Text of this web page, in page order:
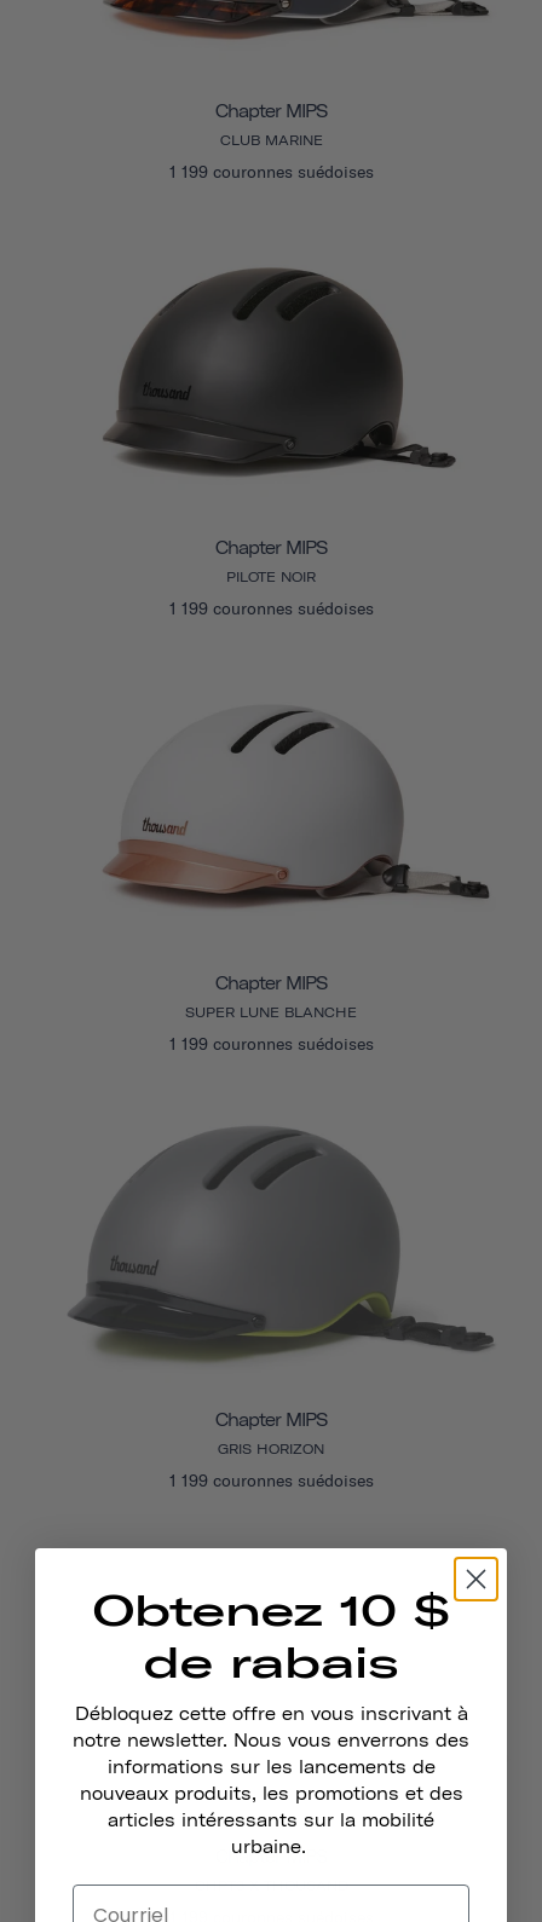
Chapter MIPS
CLUB MARINE
1 199 couronnes suédoises
Chapter MIPS
PILOTE NOIR
1 199 couronnes suédoises
Chapter MIPS
SUPER LUNE BLANCHE
1 199 couronnes suédoises
Chapter MIPS
GRIS HORIZON
1 199 couronnes suédoises
Chapter MIPS
CHPT3 X THOUSAND
Obtenez 10 $
de rabais
Débloquez cette offre en vous inscrivant à
notre newsletter. Nous vous enverrons des
informations sur les lancements de
nouveaux produits, les promotions et des
articles intéressants sur la mobilité
urbaine.